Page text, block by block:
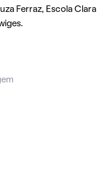
Ferraz, Escola Clara